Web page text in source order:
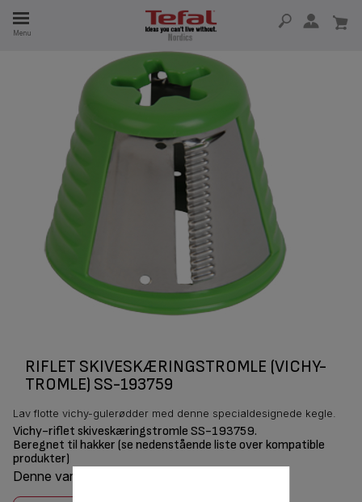
Menu
RIFLET SKIVESKÆRINGSTROMLE (VICHY-
TROMLE) SS-193759
Lav flotte vichy-gulerødder med denne specialdesignede kegle.
Vichy-riflet skiveskæringstromle SS-193759.
Beregnet til hakker (se nedenstående liste over kompatible
produkter)
Denne vare er kombatilbel med